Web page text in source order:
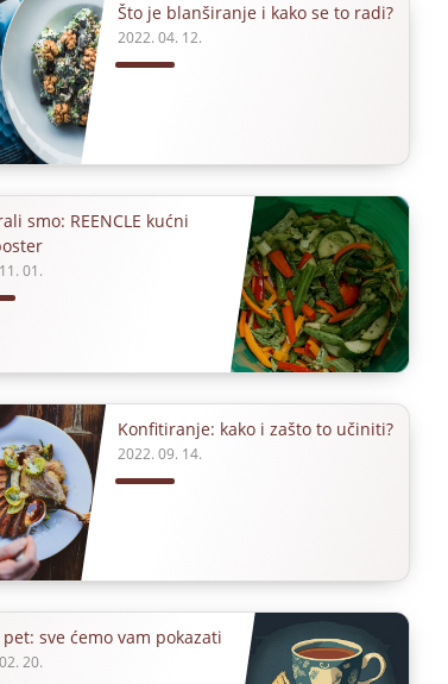
Što je blanširanje i kako se to radi?
2022. 04. 12.
smo: REENCLE kućni
01.
Konfitiranje: kako i zašto to učiniti?
2022. 09. 14.
pet: sve ćemo vam pokazati
20.